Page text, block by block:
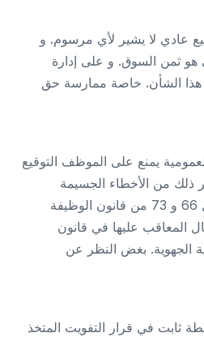
عادي لا يشير لأي مرسوم. و
هو ثمن السوق. و على إدارة
هذا الشأن. خاصة ممارسة حق
يمنع على الموظف التوقيع
ذلك من الأخطاء الجسيمة
المنصوص عليها في الفصل 66 و 73 من قانون الوظيفة
المعاقب عليها في قانون
الجهوية. بغض النظر عن
ثابت في قرار التفويت المتخذ